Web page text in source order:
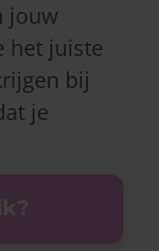
jouw
het juiste
bij
je